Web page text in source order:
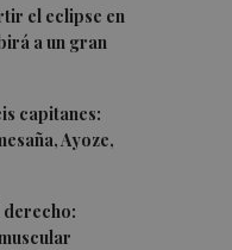
el eclipse en
a un gran
capitanes:
Ayoze,
derecho: